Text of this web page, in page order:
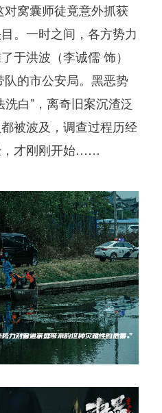
窝囊师徒竟意外抓获
。一时之间，各方势力
于洪波（李诚儒 饰）
的市公安局。黑恶势
白”，离奇旧案沉渣泛
被波及，调查过程历经
，才刚刚开始……